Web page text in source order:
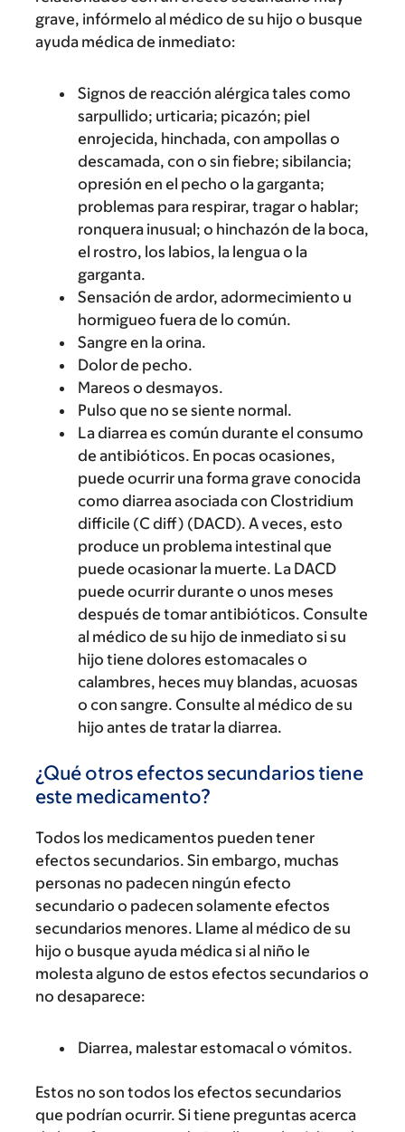
grave, infórmelo al médico de su hijo o busque
ayuda médica de inmediato:
Signos de reacción alérgica tales como
sarpullido; urticaria; picazón; piel
enrojecida, hinchada, con ampollas o
descamada, con o sin fiebre; sibilancia;
opresión en el pecho o la garganta;
problemas para respirar, tragar o hablar;
ronquera inusual; o hinchazón de la boca,
el rostro, los labios, la lengua o la
garganta.
Sensación de ardor, adormecimiento u
hormigueo fuera de lo común.
Sangre en la orina.
Dolor de pecho.
Mareos o desmayos.
Pulso que no se siente normal.
La diarrea es común durante el consumo
de antibióticos. En pocas ocasiones,
puede ocurrir una forma grave conocida
como diarrea asociada con Clostridium
difficile (C diff) (DACD). A veces, esto
produce un problema intestinal que
puede ocasionar la muerte. La DACD
puede ocurrir durante o unos meses
después de tomar antibióticos. Consulte
al médico de su hijo de inmediato si su
hijo tiene dolores estomacales o
calambres, heces muy blandas, acuosas
o con sangre. Consulte al médico de su
hijo antes de tratar la diarrea.
¿Qué otros efectos secundarios tiene
este medicamento?
Todos los medicamentos pueden tener
efectos secundarios. Sin embargo, muchas
personas no padecen ningún efecto
secundario o padecen solamente efectos
secundarios menores. Llame al médico de su
hijo o busque ayuda médica si al niño le
molesta alguno de estos efectos secundarios o
no desaparece:
Diarrea, malestar estomacal o vómitos.
Estos no son todos los efectos secundarios
que podrían ocurrir. Si tiene preguntas acerca